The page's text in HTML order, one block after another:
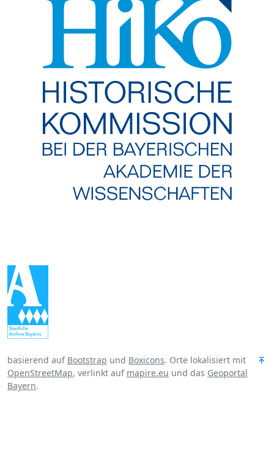
basierend auf Bootstrap und Boxicons. Orte lokalisiert mit
OpenStreetMap, verlinkt auf mapire.eu und das Geoportal
Bayern.